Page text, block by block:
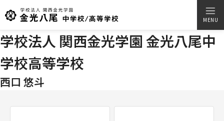
MENU
学校法人 関西金光学園 金光八尾中
学校高等学校
西口 悠斗